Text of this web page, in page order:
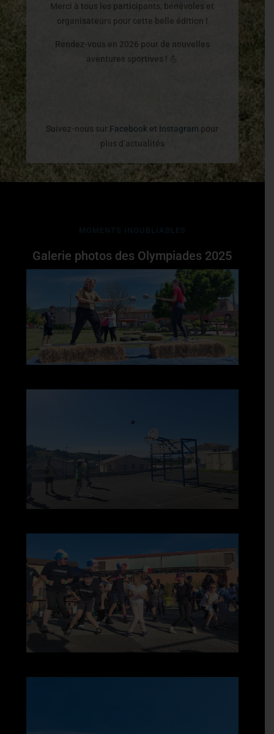
Merci à tous les participants, bénévoles et
organisateurs pour cette belle édition !
Rendez-vous en 2026 pour de nouvelles
aventures sportives ! 💪
Suivez-nous sur Facebook et Instagram pour
plus d’actualités
MOMENTS INOUBLIABLES
Galerie photos des Olympiades 2025